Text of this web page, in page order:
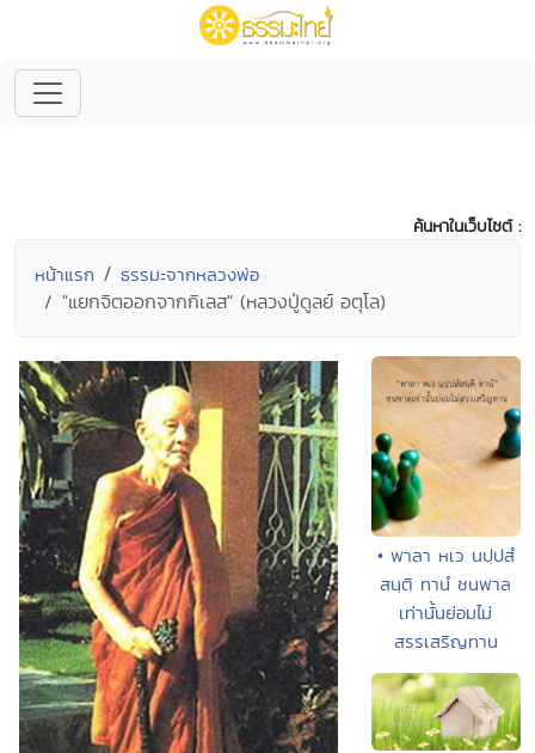
ค้นหาในเว็บไซต์ :
หน้าแรก ธรรมะจากหลวงพ่อ
"แยกจิตออกจากกิเลส" (หลวงปู่ดูลย์ อตุโล)
• พาลา หเว นปฺปสํ
สนฺติ ทานํ ชนพาล
เท่านั้นย่อมไม่
สรรเสริญทาน